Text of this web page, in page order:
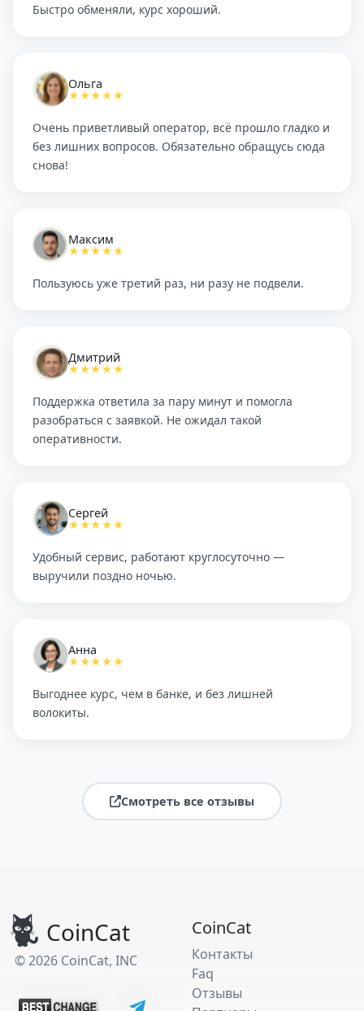
Быстро обменяли, курс хороший.
Ольга
★★★★★
Очень приветливый оператор, всё прошло гладко и
без лишних вопросов. Обязательно обращусь сюда
снова!
Максим
★★★★★
Пользуюсь уже третий раз, ни разу не подвели.
Дмитрий
★★★★★
Поддержка ответила за пару минут и помогла
разобраться с заявкой. Не ожидал такой
оперативности.
Сергей
★★★★★
Удобный сервис, работают круглосуточно —
выручили поздно ночью.
Анна
★★★★★
Выгоднее курс, чем в банке, и без лишней
волокиты.
Смотреть все отзывы
CoinCat
© 2026 CoinCat, INC
CoinCat
Контакты
Faq
Отзывы